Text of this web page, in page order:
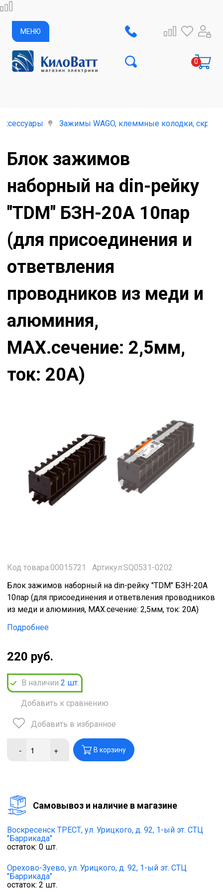
МЕНЮ
Зажимы WAGO, клеммные колодки,
Блок зажимов
наборный на din-рейку
"TDM" БЗН-20А 10пар
(для присоединения и
ответвления
проводников из меди и
алюминия,
МАХ.сечение: 2,5мм,
ток: 20А)
Код товара:00015721
Артикул:SQ0531-0202
Блок зажимов наборный на din-рейку "TDM" БЗН-20А
10пар (для присоединения и ответвления проводников
из меди и алюминия, МАХ.сечение: 2,5мм, ток: 20А)
Подробнее
220 руб.
В наличии 2 шт.
Добавить к сравнению
Добавить в избранное
- + В корзину
Cамовывоз и наличие в магазине
Воскресенск ТРЕСТ, ул. Урицкого, д. 92, 1-ый эт. СТЦ
"Баррикада"
остаток: 0 шт.
Орехово-Зуево, ул. Урицкого, д. 92, 1-ый эт. СТЦ
"Баррикада"
остаток: 2 шт.